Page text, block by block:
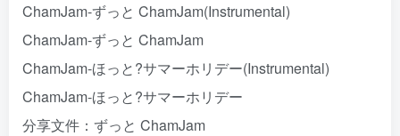
ChamJam-ずっと ChamJam(Instrumental)
ChamJam-ずっと ChamJam
ChamJam-ほっと?サマーホリデー(Instrumental)
ChamJam-ほっと?サマーホリデー
分享文件：ずっと ChamJam